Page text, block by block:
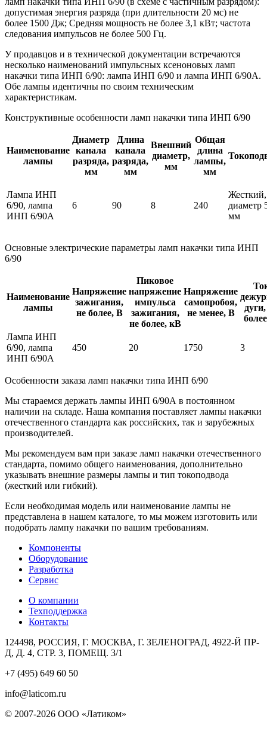
допустимая энергия разряда (при длительности 20 мс) не
более 1500 Дж; Средняя мощность не более 3,1 кВт; частота
следования импульсов не более 500 Гц.
У продавцов и в технической документации встречаются
несколько наименований импульсных ксеноновых ламп
накачки типа ИНП 6/90: лампа ИНП 6/90 и лампа ИНП 6/90А.
Обе лампы идентичны по своим техническим
характеристикам.
Конструктивные особенности ламп накачки типа ИНП 6/90
Наименование
лампы
Диаметр
канала
разряда,
мм
Длина
канала
разряда,
мм
Внешний
диаметр,
мм
Общая
длина
лампы,
мм
Лампа ИНП
6/90, лампа
ИНП 6/90А
6 90 8 240
Жесткий,
диаметр
мм
Основные электрические параметры ламп накачки типа ИНП
6/90
Наименование
лампы
Напряжение
зажигания,
не более, В
Пиковое
напряжение
импульса
зажигания,
не более, кВ
Напряжение
самопробоя,
не менее, В
Лампа ИНП
6/90, лампа
ИНП 6/90А
450 20 1750 3
Особенности заказа ламп накачки типа ИНП 6/90
Мы стараемся держать лампы ИНП 6/90А в постоянном
наличии на складе. Наша компания поставляет лампы накачки
отечественного стандарта как российских, так и зарубежных
производителей.
Мы рекомендуем вам при заказе ламп накачки отечественного
стандарта, помимо общего наименования, дополнительно
указывать внешние размеры лампы и тип токоподвода
(жесткий или гибкий).
Если необходимая модель или наименование лампы не
представлена в нашем каталоге, то мы можем изготовить или
подобрать лампу накачки по вашим требованиям.
Компоненты
Оборудование
Разработка
Сервис
О компании
Техподдержка
Контакты
124498, РОССИЯ, Г. МОСКВА, Г. ЗЕЛЕНОГРАД, 4922-Й ПР-
Д, Д. 4, СТР. 3, ПОМЕЩ. 3/1
+7 (495) 649 60 50
info@laticom.ru
© 2007-2026 ООО «Латиком»